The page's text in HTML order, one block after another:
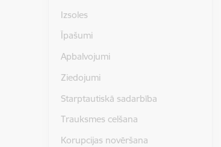
Izsoles
Īpašumi
Apbalvojumi
Ziedojumi
Starptautiskā sadarbība
Trauksmes celšana
Korupcijas novēršana